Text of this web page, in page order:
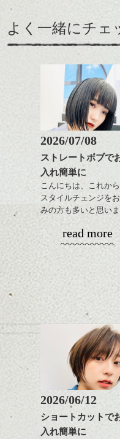
ハンサムショート／ヘ
スパ／伸びても目立たな
ヘアカラー/ハイライト/
ルカラー/髪質改善/
リートメント/ブリーチ/
ナーカラー/イルミナカ
ミニボブ/抜け感ショー
レイヤージュ/縮毛矯正
ハンサムショート／ヘ
スパ／伸びても目立たな
ヘアカラー/ハイライト/
ルカラー/髪質改善/
リートメント/ブリーチ/
ナーカラー/イルミナカ
ミニボブ/抜け感ショー
カラーは、黒髪に近いトーンで落ち
大人のイメージ。
ダークトーンでも、透明感のでるメ
ーカラーを使っているので
重たい印象にはならず、柔らかい雰
なります。
やりすぎずに、オシャレに決まるス
が１番いいですよね。
朝のスタイリングが、確実に楽にな
持ちのいいスタートがきれますよ
30代・40代の方でも似合うようにカ
ていただきますので、
を洗濯したら
ただの糸のかたまりになったり！
でもあの時のドキドキワクワク感
髪を切る時の感じと
似ている気がします。
何歳になってもその気持ちを持ち続
きたいと思っています。
※映画LEONのマチルダ今見ても可愛
ね！
よく一緒にチェ
2026/07/08
ストレートボブで
入れ簡単に
こんにちは、これか
スタイルチェンジを
みの方も多いと思い
やっぱりボブでお手入
しやすいスタイルだと
日のスタイリングも簡
で良いですよ。
あご下のラインでやや
さを残したボブは雰
も出しやすくていろい
おすすめですね。
前髪もやや重めにカ
してラインを強調する
もこれからは良い感じ
す、
目元が引き締まった
に。
read more
2026/06/12
ショートカットで
入れ簡単に